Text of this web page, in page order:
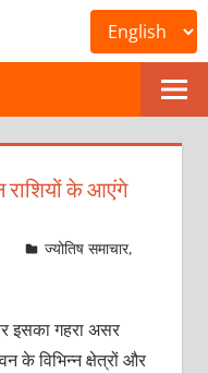
राशियों के आएंगे
ज्योतिष समाचार,
इसका गहरा असर
के विभिन्‍न क्षेत्रों और